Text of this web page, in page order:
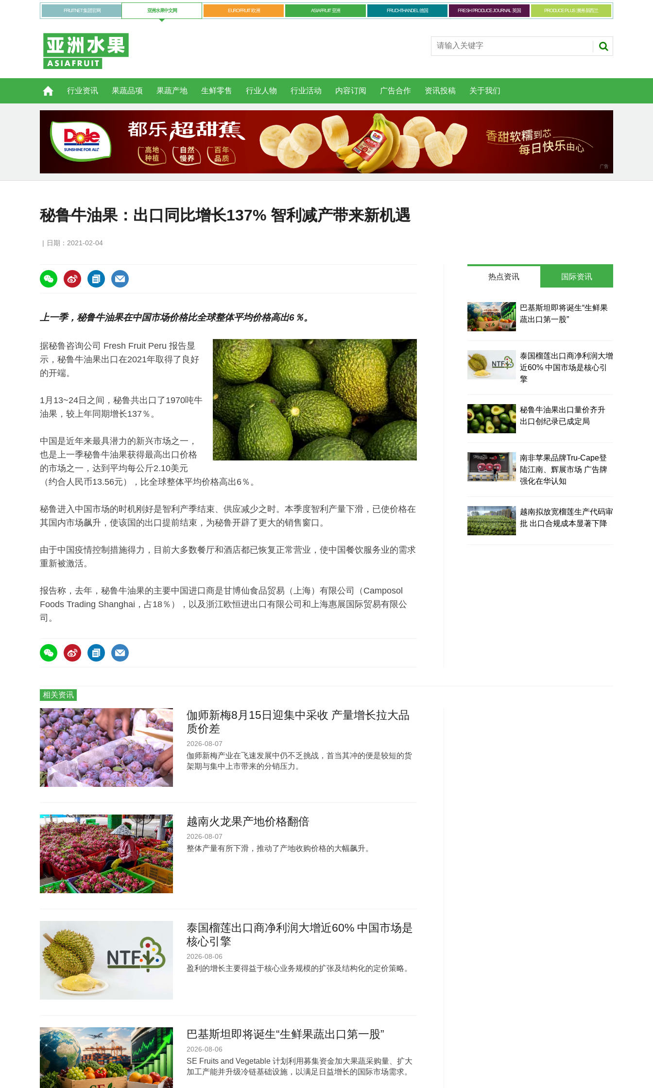
FRUITNET 集团官网 亚洲水果中文网 EUROFRUIT 欧洲 ASIAFRUIT 亚洲 FRUCHTHANDEL 德国 FRESH PRODUCE JOURNAL 英国 PRODUCE PLUS 澳洲-新西兰
行业资讯 果蔬品项 果蔬产地 生鲜零售 行业人物 行业活动 内容订阅 广告合作 资讯投稿 关于我们
秘鲁牛油果：出口同比增长137% 智利减产带来新机遇
日期：2021-02-04
https://asiafruitchina.net/20461.html
上一季，秘鲁牛油果在中国市场价格比全球整体平均价格高出6％。
据秘鲁咨询公司 Fresh Fruit Peru 报告显
示，秘鲁牛油果出口在2021年取得了良好
的开端。
1月13~24日之间，秘鲁共出口了1970吨牛
油果，较上年同期增长137％。
中国是近年来最具潜力的新兴市场之一，
也是上一季秘鲁牛油果获得最高出口价格
的市场之一，达到平均每公斤2.10美元
（约合人民币13.56元），比全球整体平均价格高出6％。
秘鲁进入中国市场的时机刚好是智利产季结束、供应减少之时。本季度智利产量下滑，已使价格在
其国内市场飙升，使该国的出口提前结束，为秘鲁开辟了更大的销售窗口。
由于中国疫情控制措施得力，目前大多数餐厅和酒店都已恢复正常营业，使中国餐饮服务业的需求
重新被激活。
报告称，去年，秘鲁牛油果的主要中国进口商是甘博仙食品贸易（上海）有限公司（Camposol
Foods Trading Shanghai，占18％），以及浙江欧恒进出口有限公司和上海惠展国际贸易有限公
司。
热点资讯
巴基斯坦即将诞生“生鲜果
蔬出口第一股”
泰国榴莲出口商净利润大增
近60% 中国市场是核心引
擎
秘鲁牛油果出口量价齐升
出口创纪录已成定局
南非苹果品牌Tru-Cape登
陆江南、辉展市场 广告牌
强化在华认知
越南拟放宽榴莲生产代码审
批 出口合规成本显著下降
国际资讯
相关资讯
伽师新梅8月15日迎集中采收 产量增长拉大品
质价差
2026-08-07
伽师新梅产业在飞速发展中仍不乏挑战，首当其冲的便是较短的货
架期与集中上市带来的分销压力。
越南火龙果产地价格翻倍
2026-08-07
整体产量有所下滑，推动了产地收购价格的大幅飙升。
泰国榴莲出口商净利润大增近60% 中国市场是
核心引擎
2026-08-06
盈利的增长主要得益于核心业务规模的扩张及结构化的定价策略。
巴基斯坦即将诞生“生鲜果蔬出口第一股”
2026-08-06
SE Fruits and Vegetable 计划利用募集资金加大果蔬采购量、扩大
加工产能并升级冷链基础设施，以满足日益增长的国际市场需求。